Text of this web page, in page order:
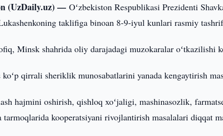
(UzDaily.uz) —Oʻzbekiston Respublikasi Prezidenti
taklifiga binoan 8-9-iyul kunlari rasmiy
Minsk shahrida oliy darajadagi muzokaralar oʻtkazilishi
koʻp qirrali sheriklik munosabatlarini yanada kengaytirish
hajmini oshirish, qishloq xoʻjaligi, mashinasozlik,
kooperatsiyani rivojlantirish masalalari diqqat